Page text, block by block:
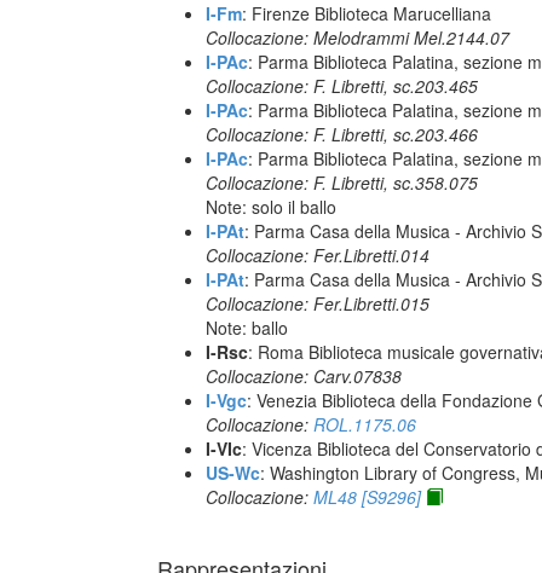
I-Fm: Firenze Biblioteca Marucelliana
Collocazione: Melodrammi Mel.2144.07
I-PAc: Parma Biblioteca Palatina, sezione
Collocazione: F. Libretti, sc.203.465
I-PAc: Parma Biblioteca Palatina, sezione
Collocazione: F. Libretti, sc.203.466
I-PAc: Parma Biblioteca Palatina, sezione
Collocazione: F. Libretti, sc.358.075
Note: solo il ballo
I-PAt: Parma Casa della Musica - Archivio
Collocazione: Fer.Libretti.014
I-PAt: Parma Casa della Musica - Archivio
Collocazione: Fer.Libretti.015
Note: ballo
I-Rsc: Roma Biblioteca musicale
Collocazione: Carv.07838
I-Vgc: Venezia Biblioteca della Fondazione
Collocazione: ROL.1175.06
I-VIc: Vicenza Biblioteca del Conservatorio
US-Wc: Washington Library of Congress,
Collocazione: ML48 [S9296]